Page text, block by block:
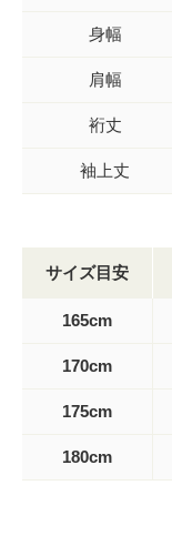
身幅
肩幅
裄丈
袖上丈
サイズ目安
165cm
170cm
175cm
180cm